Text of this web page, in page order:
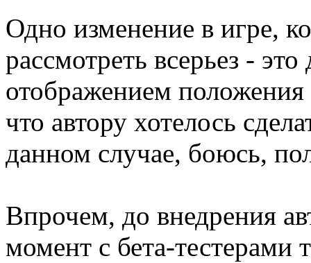
Одно изменение в игре,
рассмотреть всерьез -
отображением
что автору хотелось
данном случае, боюсь,
Впрочем, до внедрения
момент с бета-тестерами